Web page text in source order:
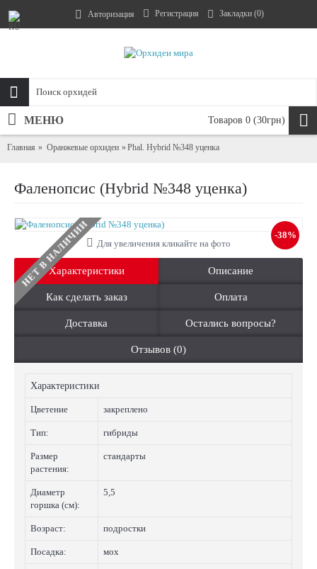
Авторизация Регистрация Закладки (0)
Товаров 0 (30грн)
МЕНЮ
Главная Оранжевые орхидеи Phal. Hybrid №348 уценка
Фаленопсис (Hybrid №348 уценка)
-38%
НЕТ В НАЛИЧИИ Для увеличения кликайте на фото
Характеристики Описание
Как сделать заказ Оплата
Доставка Остались вопросы?
Отзывов (0)
Характеристики
Цветение закреплено
Тип: гибриды
Размер
растения:
стандарты
Диаметр
горшка (см):
5,5
Возраст: подростки
Посадка: мох